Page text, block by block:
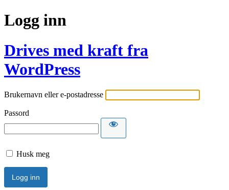
Logg inn
Drives med kraft fra
WordPress
Brukernavn eller e-postadresse
Passord
Husk meg